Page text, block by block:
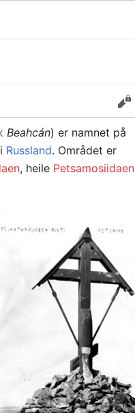
Beahcán) er namnet på
i Russland. Området er
, heile Petsamosiidaen